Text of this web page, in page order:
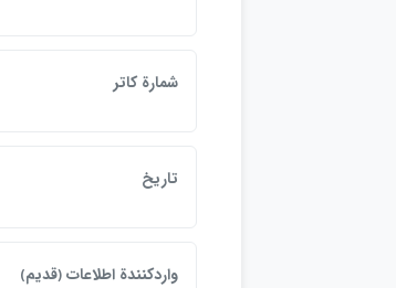
شمارة كاتر
تاريخ
واردكنندة اطلاعات ﴿قديم﴾